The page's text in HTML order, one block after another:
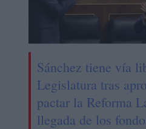
Sánchez tiene vía
Legislatura tras
pactar la Reforma
llegada de los